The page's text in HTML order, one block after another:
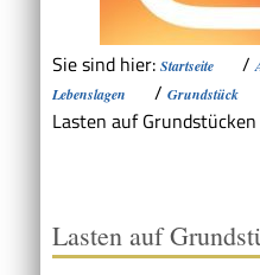
Sie sind hier: Startseite /
Lebenslagen / Grundstück
Lasten auf Grundstücken
Lasten auf